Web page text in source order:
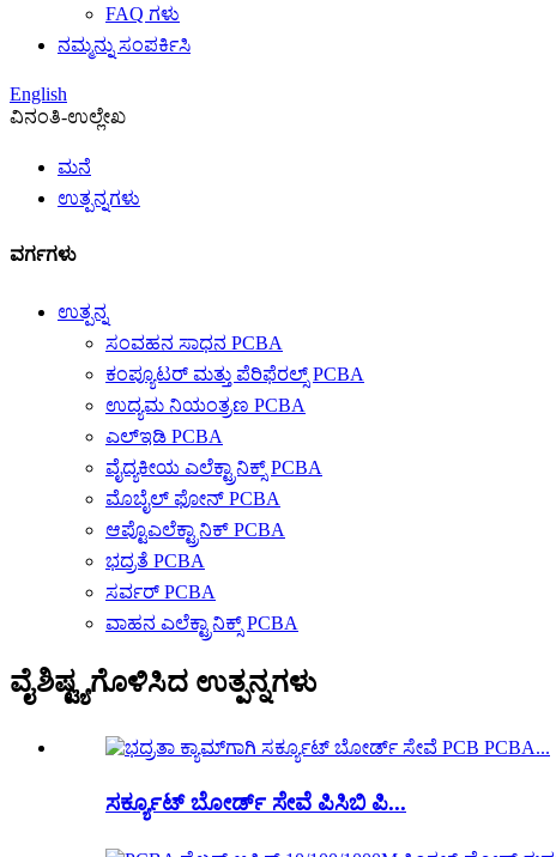
FAQ ಗಳು
ನಮ್ಮನ್ನು ಸಂಪರ್ಕಿಸಿ
English
ವಿನಂತಿ-ಉಲ್ಲೇಖ
ಮನೆ
ಉತ್ಪನ್ನಗಳು
ವರ್ಗಗಳು
ಉತ್ಪನ್ನ
ಸಂವಹನ ಸಾಧನ PCBA
ಕಂಪ್ಯೂಟರ್ ಮತ್ತು ಪೆರಿಫೆರಲ್ಸ್ PCBA
ಉದ್ಯಮ ನಿಯಂತ್ರಣ PCBA
ಎಲ್ಇಡಿ PCBA
ವೈದ್ಯಕೀಯ ಎಲೆಕ್ಟ್ರಾನಿಕ್ಸ್ PCBA
ಮೊಬೈಲ್ ಫೋನ್ PCBA
ಆಪ್ಟೊಎಲೆಕ್ಟ್ರಾನಿಕ್ PCBA
ಭದ್ರತೆ PCBA
ಸರ್ವರ್ PCBA
ವಾಹನ ಎಲೆಕ್ಟ್ರಾನಿಕ್ಸ್ PCBA
ವೈಶಿಷ್ಟ್ಯಗೊಳಿಸಿದ ಉತ್ಪನ್ನಗಳು
ಸರ್ಕ್ಯೂಟ್ ಬೋರ್ಡ್ ಸೇವೆ ಪಿಸಿಬಿ ಪಿ...